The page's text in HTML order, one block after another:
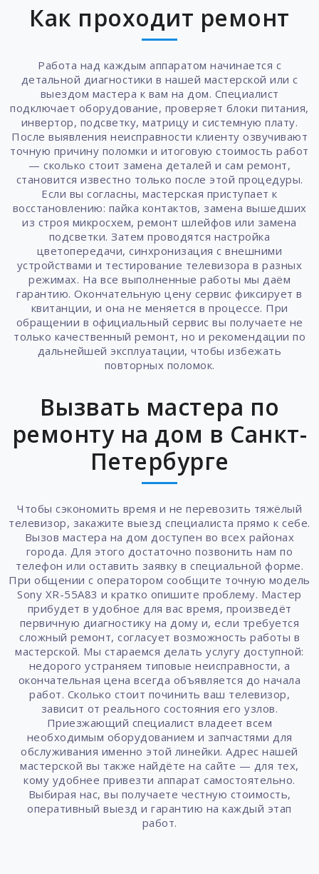
Как проходит ремонт
Работа над каждым аппаратом начинается с
детальной диагностики в нашей мастерской или с
выездом мастера к вам на дом. Специалист
подключает оборудование, проверяет блоки питания,
инвертор, подсветку, матрицу и системную плату.
После выявления неисправности клиенту озвучивают
точную причину поломки и итоговую стоимость работ
— сколько стоит замена деталей и сам ремонт,
становится известно только после этой процедуры.
Если вы согласны, мастерская приступает к
восстановлению: пайка контактов, замена вышедших
из строя микросхем, ремонт шлейфов или замена
подсветки. Затем проводятся настройка
цветопередачи, синхронизация с внешними
устройствами и тестирование телевизора в разных
режимах. На все выполненные работы мы даём
гарантию. Окончательную цену сервис фиксирует в
квитанции, и она не меняется в процессе. При
обращении в официальный сервис вы получаете не
только качественный ремонт, но и рекомендации по
дальнейшей эксплуатации, чтобы избежать
повторных поломок.
Вызвать мастера по
ремонту на дом в Санкт-
Петербурге
Чтобы сэкономить время и не перевозить тяжёлый
телевизор, закажите выезд специалиста прямо к себе.
Вызов мастера на дом доступен во всех районах
города. Для этого достаточно позвонить нам по
телефон или оставить заявку в специальной форме.
При общении с оператором сообщите точную модель
Sony XR-55A83 и кратко опишите проблему. Мастер
прибудет в удобное для вас время, произведёт
первичную диагностику на дому и, если требуется
сложный ремонт, согласует возможность работы в
мастерской. Мы стараемся делать услугу доступной:
недорого устраняем типовые неисправности, а
окончательная цена всегда объявляется до начала
работ. Сколько стоит починить ваш телевизор,
зависит от реального состояния его узлов.
Приезжающий специалист владеет всем
необходимым оборудованием и запчастями для
обслуживания именно этой линейки. Адрес нашей
мастерской вы также найдёте на сайте — для тех,
кому удобнее привезти аппарат самостоятельно.
Выбирая нас, вы получаете честную стоимость,
оперативный выезд и гарантию на каждый этап
работ.